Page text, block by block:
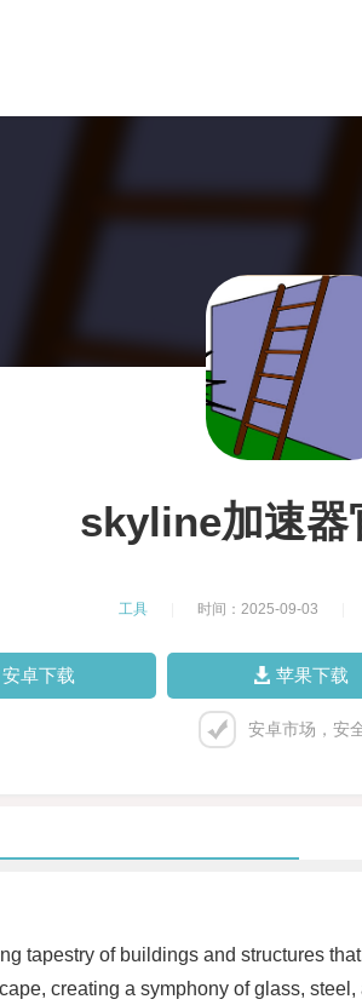
skyline加速器
工具 时间：2025-09-03
安卓下载 苹果下载
安卓市场，安
tapestry of buildings and structures
creating a symphony of glass,